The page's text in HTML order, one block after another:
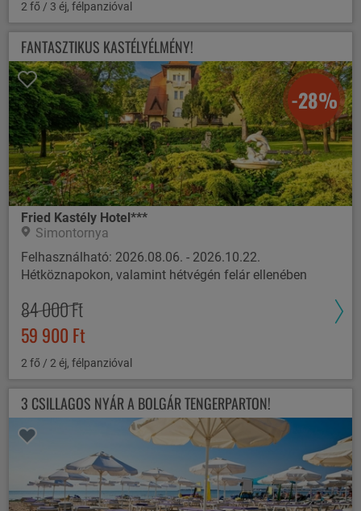
2 fő / 3 éj, félpanzióval
FANTASZTIKUS KASTÉLYÉLMÉNY!
-28%
Fried Kastély Hotel***
Simontornya
Felhasználható: 2026.08.06. - 2026.10.22.
Hétköznapokon, valamint hétvégén felár ellenében
84 000 Ft
59 900 Ft
2 fő / 2 éj, félpanzióval
3 CSILLAGOS NYÁR A BOLGÁR TENGERPARTON!